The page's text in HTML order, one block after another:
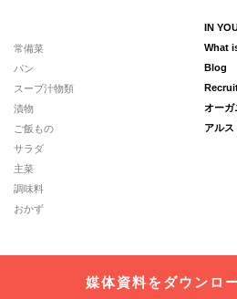
常備菜
パン
スープ汁物類
漬物
ご飯もの
サラダ
主菜
調味料
おかず
IN
What
Blog
オーガ
アルス
媒体資料をダウンロ